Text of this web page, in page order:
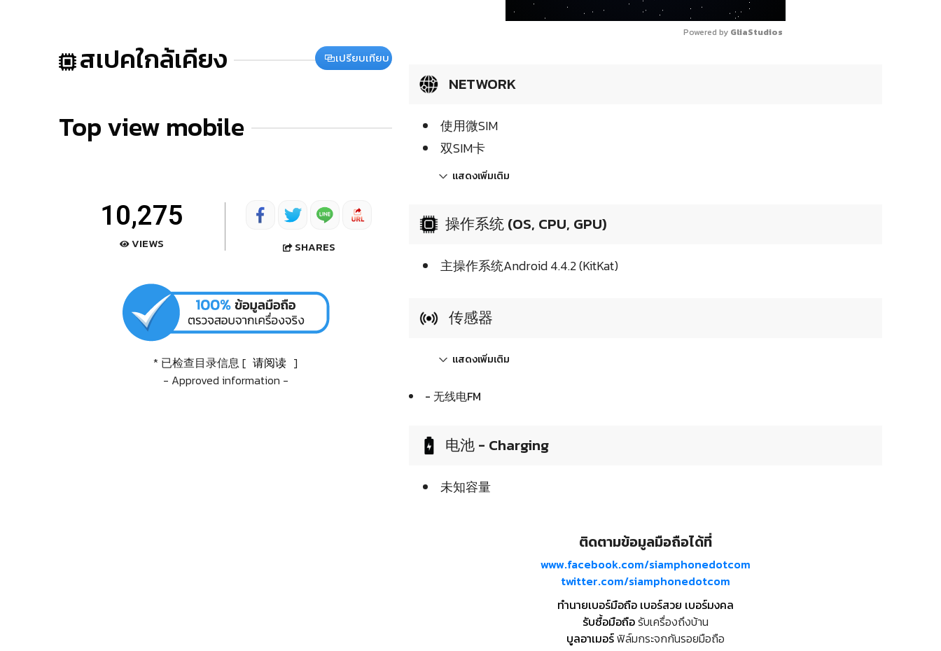
สเปคใกล้เคียง เปรียบเทียบ
Top view mobile
10,275
VIEWS SHARES
* 已检查目录信息 [ 请阅读 ]
- Approved information -
Powered by GliaStudios
NETWORK
使用微SIM
双SIM卡
แสดงเพิ่มเติม
操作系统 (OS, CPU, GPU)
主操作系统Android 4.4.2 (KitKat)
传感器
แสดงเพิ่มเติม
- 无线电FM
电池 - Charging
未知容量
ติดตามข้อมูลมือถือได้ที่
www.facebook.com/siamphonedotcom
twitter.com/siamphonedotcom
ทำนายเบอร์มือถือ เบอร์สวย เบอร์มงคล
รับซื้อมือถือรับเครื่องถึงบ้าน
บูลอาเมอร์ฟิล์มกระจกกันรอยมือถือ